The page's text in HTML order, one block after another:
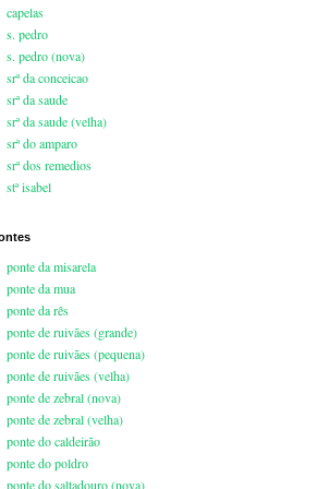
capelas
s. pedro
s. pedro (nova)
srª da conceicao
srª da saude
srª da saude (velha)
srª do amparo
srª dos remedios
stª isabel
ponte da misarela
ponte da mua
ponte da rês
ponte de ruivães (grande)
ponte de ruivães (pequena)
ponte de ruivães (velha)
ponte de zebral (nova)
ponte de zebral (velha)
ponte do caldeirão
ponte do poldro
ponte do saltadouro (nova)